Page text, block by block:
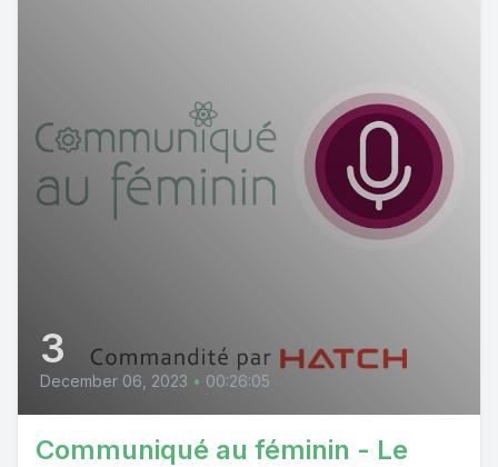
3
December 06, 2023 • 00:26:05
Communiqué au féminin - Le